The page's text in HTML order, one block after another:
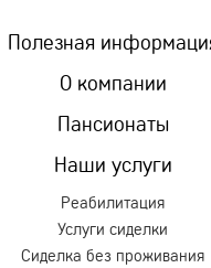
Пансионаты
Наши услуги
Реабилитация
Услуги сиделки
Сиделка без проживания
Полезная
О компании